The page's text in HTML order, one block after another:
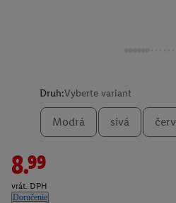
Druh:Vyberte variant
Modrá sivá
8.99
vrát. DPH
Doručenie